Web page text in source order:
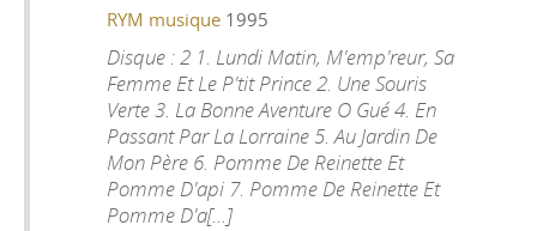
RYM musique 1995
Disque : 2 1. Lundi Matin, M'emp'reur, Sa
Femme Et Le P'tit Prince 2. Une Souris
Verte 3. La Bonne Aventure O Gué 4. En
Passant Par La Lorraine 5. Au Jardin De
Mon Père 6. Pomme De Reinette Et
Pomme D'api 7. Pomme De Reinette Et
Pomme D'a[...]